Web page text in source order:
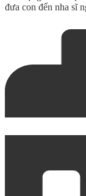
đưa con đến nha sĩ